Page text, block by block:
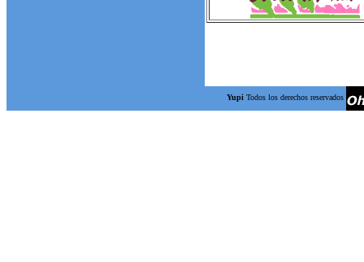
Yupi Todos los derechos reservados